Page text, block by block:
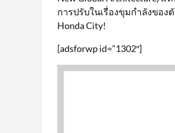
การปรับในเรื่องขุมกำลังขอ
Honda City!
[adsforwp id=”1302″]